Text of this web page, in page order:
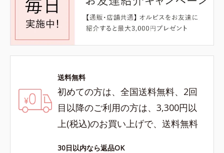
送料無料
初めての方は、全国送料無料、2回
目以降のご利用の方は、3,300円以
上(税込)のお買い上げで、送料無料
30日以内なら返品OK